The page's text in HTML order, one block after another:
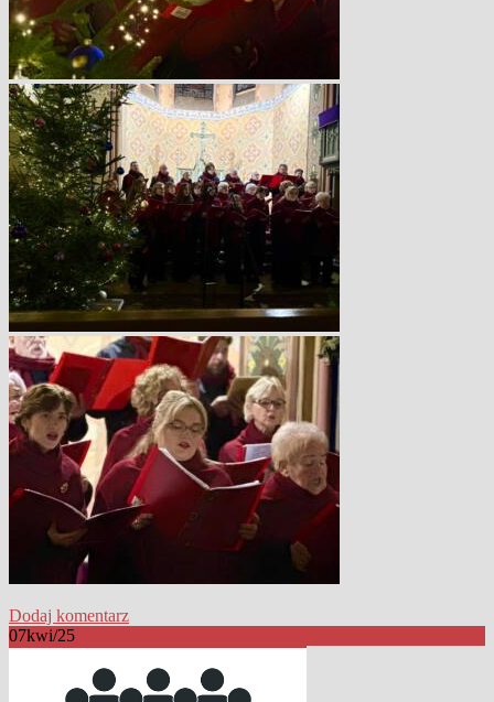
Dodaj komentarz
07kwi/25